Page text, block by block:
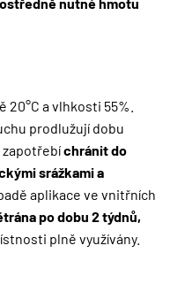
a vlhkosti 55%.
prodlužují dobu
zapotřebíchránit do
srážkami a
aplikace ve vnitřních
po dobu 2 týdnů,
plně využívány.